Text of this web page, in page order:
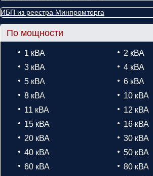
ИБП из реестра Минпромторга
По мощности
1 кВА
2 кВА
3 кВА
4 кВА
5 кВА
6 кВА
8 кВА
10 кВА
11 кВА
12 кВА
15 кВА
16 кВА
20 кВА
30 кВА
40 кВА
50 кВА
60 кВА
80 кВА